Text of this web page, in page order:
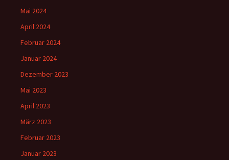
Mai 2024
April 2024
Februar 2024
Januar 2024
Dezember 2023
Mai 2023
April 2023
März 2023
Februar 2023
Januar 2023